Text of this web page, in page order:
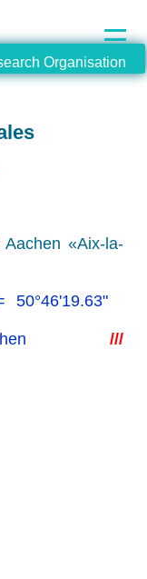
Organisation
«Aix-la-
///